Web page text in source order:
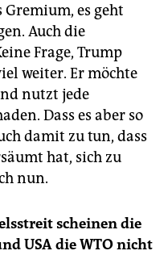
es geht
Auch die
Frage, Trump
weiter. Er möchte
nutzt jede
Dass es aber so
damit zu tun, dass
hat, sich zu
nun.
scheinen die
USA die WTO nicht